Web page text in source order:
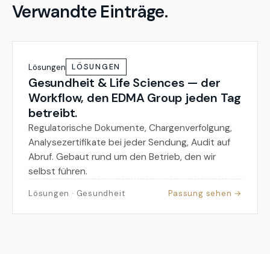
Verwandte Einträge.
Lösungen LÖSUNGEN
Gesundheit & Life Sciences — der
Workflow, den EDMA Group jeden Tag
betreibt.
Regulatorische Dokumente, Chargenverfolgung,
Analysezertifikate bei jeder Sendung, Audit auf
Abruf. Gebaut rund um den Betrieb, den wir
selbst führen.
Lösungen · Gesundheit Passung sehen →